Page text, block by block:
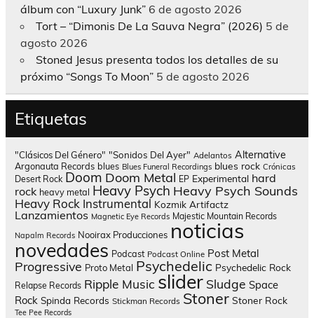
álbum con “Luxury Junk” 6 de agosto 2026
Tort – “Dimonis De La Sauva Negra” (2026) 5 de
agosto 2026
Stoned Jesus presenta todos los detalles de su
próximo “Songs To Moon” 5 de agosto 2026
Etiquetas
"Clásicos Del Género" "Sonidos Del Ayer" Adelantos Alternative
Argonauta Records blues Blues Funeral Recordings blues rock Crónicas
Desert Rock Doom Doom Metal EP Experimental hard
rock heavy metal Heavy Psych Heavy Psych Sounds
Heavy Rock Instrumental Kozmik Artifactz
Lanzamientos Magnetic Eye Records Majestic Mountain Records
Napalm Records Nooirax Producciones noticias
novedades Podcast Podcast Online Post Metal
Progressive Proto Metal Psychedelic Psychedelic Rock
Relapse Records Ripple Music slider Sludge Space
Rock Spinda Records Stickman Records Stoner Stoner Rock
Tee Pee Records